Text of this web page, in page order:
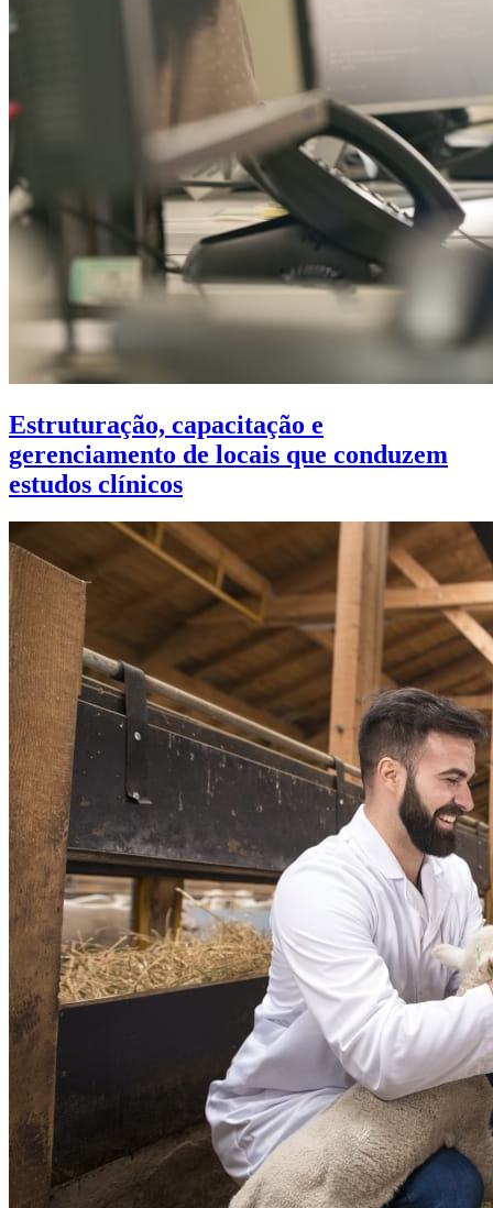
Estruturação, capacitação e
gerenciamento de locais que conduzem
estudos clínicos